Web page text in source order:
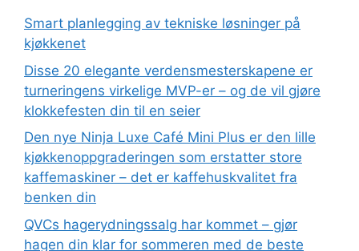
Smart planlegging av tekniske løsninger på
kjøkkenet
Disse 20 elegante verdensmesterskapene er
turneringens virkelige MVP-er – og de vil gjøre
klokkefesten din til en seier
Den nye Ninja Luxe Café Mini Plus er den lille
kjøkkenoppgraderingen som erstatter store
kaffemaskiner – det er kaffehuskvalitet fra
benken din
QVCs hagerydningssalg har kommet – gjør
hagen din klar for sommeren med de beste